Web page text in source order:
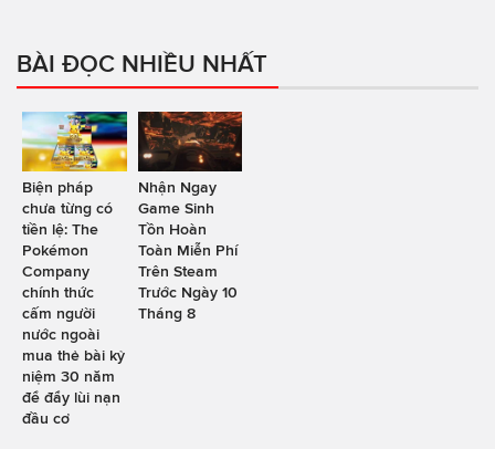
BÀI ĐỌC NHIỀU NHẤT
Biện pháp
chưa từng có
tiền lệ: The
Pokémon
Company
chính thức
cấm người
nước ngoài
mua thẻ bài kỷ
niệm 30 năm
để đẩy lùi nạn
đầu cơ
Nhận Ngay
Game Sinh
Tồn Hoàn
Toàn Miễn Phí
Trên Steam
Trước Ngày 10
Tháng 8